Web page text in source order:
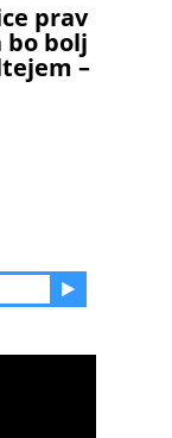
prav
bolj
–